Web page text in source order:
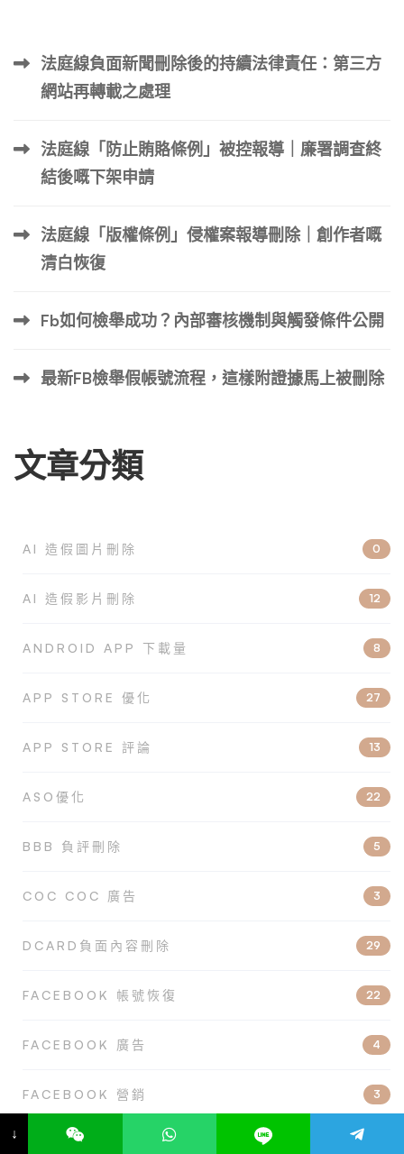
法庭線負面新聞刪除後的持續法律責任：第三方
網站再轉載之處理
法庭線「防止賄賂條例」被控報導｜廉署調查終
結後嘅下架申請
法庭線「版權條例」侵權案報導刪除｜創作者嘅
清白恢復
Fb如何檢舉成功？內部審核機制與觸發條件公開
最新FB檢舉假帳號流程，這樣附證據馬上被刪除
文章分類
AI 造假圖片刪除 0
AI 造假影片刪除 12
ANDROID APP 下載量 8
APP STORE 優化 27
APP STORE 評論 13
ASO優化 22
BBB 負評刪除 5
COC COC 廣告 3
DCARD負面內容刪除 29
FACEBOOK 帳號恢復 22
FACEBOOK 廣告 4
FACEBOOK 營銷 3
FACEBOOK負面內容刪除
↓